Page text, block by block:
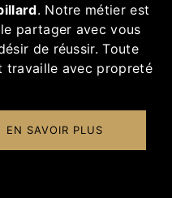
. Notre métier est
partager avec vous
de réussir. Toute
travaille avec propreté
EN SAVOIR PLUS